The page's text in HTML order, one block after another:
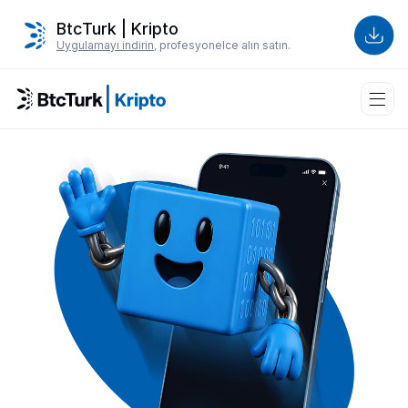
BtcTurk | Kripto
Uygulamayı indirin, profesyonelce alın satın.